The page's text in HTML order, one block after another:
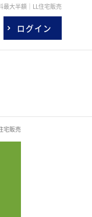
最大半額｜LL住宅販売
ログイン
宅販売